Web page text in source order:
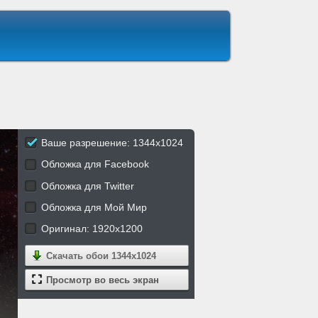
Ваше разрешение: 1344x1024
Обложка для Facebook
Обложка для Twitter
Обложка для Мой Мир
Оригинал: 1920x1200
Скачать обои 1344x1024
Просмотр во весь экран